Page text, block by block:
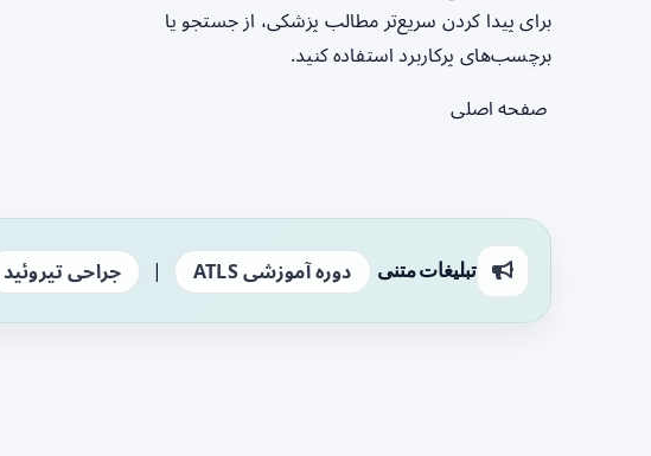
برای پیدا کردن سریع‌تر مطالب پزشکی، از جستجو یا
برچسب‌های پرکاربرد استفاده کنید.
صفحه اصلی
تبلیغات متنی دوره آموزشی ATLS | جراحی تیروئید